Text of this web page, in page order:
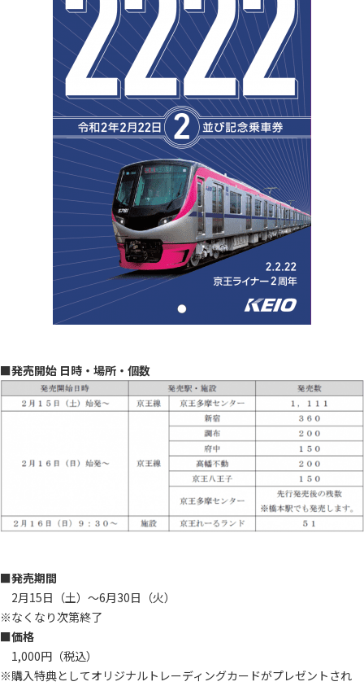
■発売開始 日時・場所・個数
■発売期間
2月15日（土）～6月30日（火）
※なくなり次第終了
■価格
1,000円（税込）
※購入特典としてオリジナルトレーディングカードがプレゼントされ